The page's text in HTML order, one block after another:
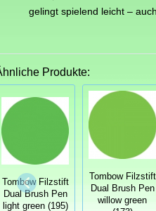
gelingt spielend leicht –
Produkte:
Tombow Filzstift
Dual Brush Pen
light green (195)
Tombow Filzstift
Dual Brush Pen
willow green